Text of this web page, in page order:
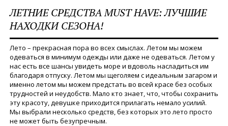
ЛЕТНИЕ СРЕДСТВА MUST HAVE: ЛУЧШИЕ
НАХОДКИ СЕЗОНА!
Лето – прекрасная пора во всех смыслах. Летом мы можем
одеваться в минимум одежды или даже не одеваться. Летом у
нас есть все шансы увидеть море и вдоволь насладиться им
благодаря отпуску. Летом мы щеголяем с идеальным загаром и
именно летом мы можем предстать во всей красе без особых
трудностей и неудобств. Мало кто знает, что, чтобы сохранить
эту красоту, девушке приходится прилагать немало усилий.
Мы выбрали несколько средств, без которых это лето просто
не может быть безупречным.